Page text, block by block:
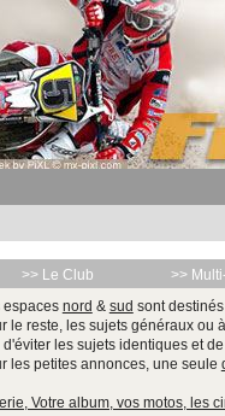
>> Le Club >>
espaces nord & sud sont
le reste, les sujets généraux ou
d'éviter les sujets identiques et
les petites annonces, une seule
Votre album, vos motos, les